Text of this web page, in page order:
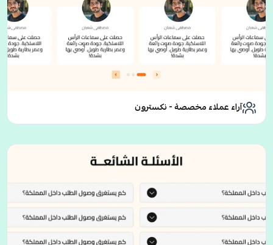
آراء عملاء مخصصة - نكسترون